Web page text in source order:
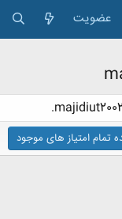
عضویت
تمام امتیاز های موجود